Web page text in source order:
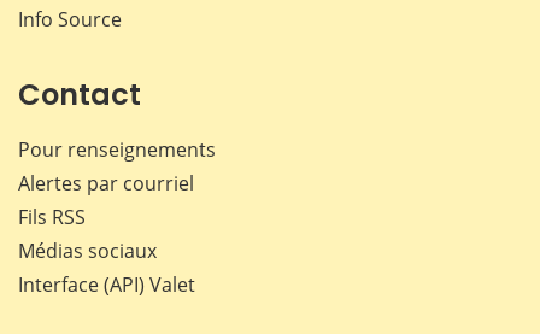
Info Source
Contact
Pour renseignements
Alertes par courriel
Fils RSS
Médias sociaux
Interface (API) Valet